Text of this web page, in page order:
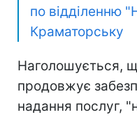
по відділенню
Краматорську
Наголошується,
продовжує
надання послуг,